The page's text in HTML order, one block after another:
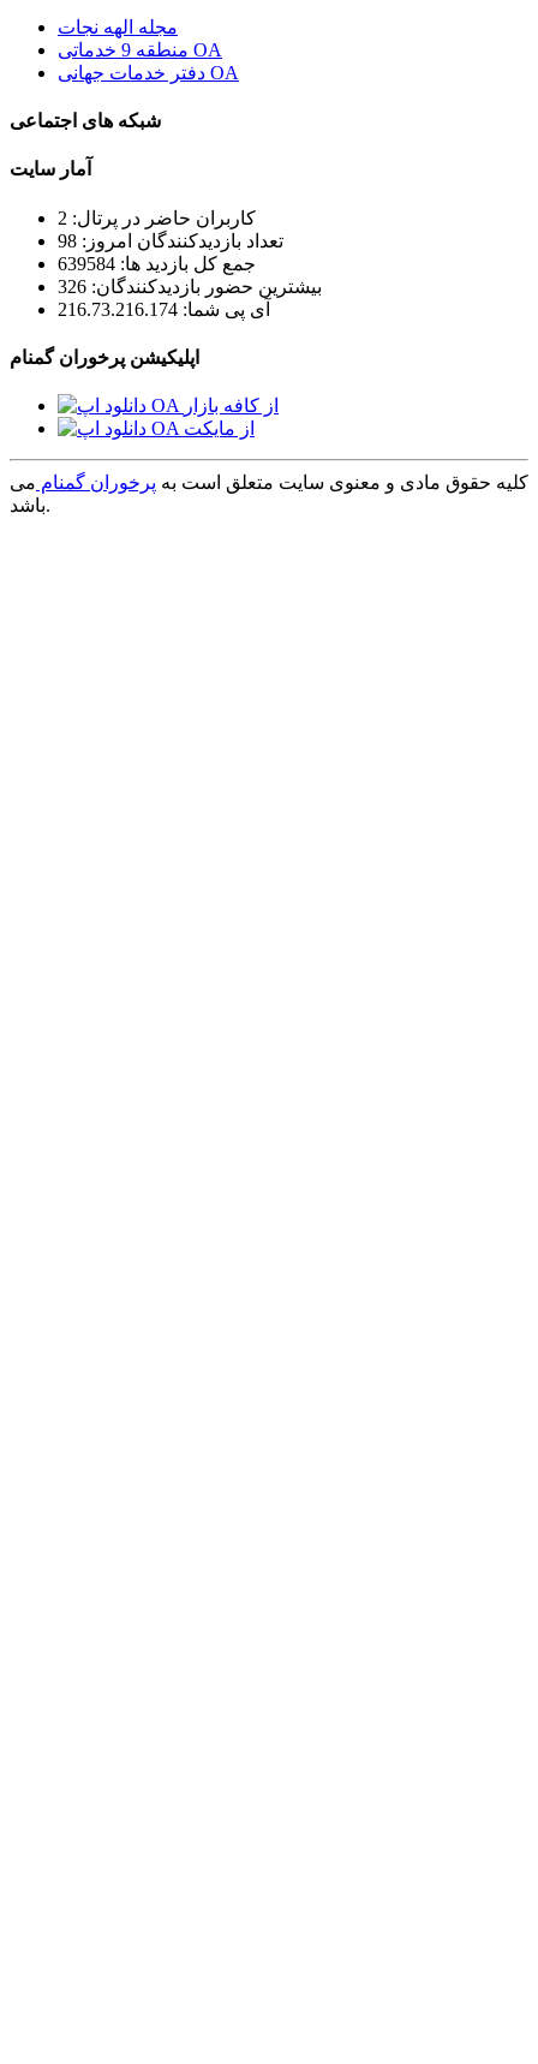
مجله الهه نجات
منطقه 9 خدماتی OA
دفتر خدمات جهانی OA
شبکه های اجتماعی
آمار سایت
کاربران حاضر در پرتال: 2
تعداد بازدیدکنندگان امروز: 98
جمع کل بازدید ها: 639584
بیشترین حضور بازدیدکنندگان: 326
آی پی شما: 216.73.216.174
اپلیکیشن پرخوران گمنام
کلیه حقوق مادی و معنوی سایت متعلق است به پرخوران گمنام می
باشد.